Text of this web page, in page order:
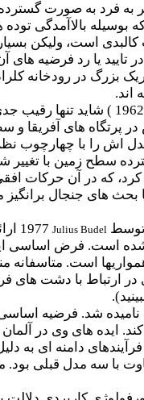
فرد به صورت
کالبدی است، ولیکن
تایید یا رد فرضیه
بزرگ در رودخانه
اند.
رقیب
پرتگاه های آفریقا
اش را با چهارچوب
سطح زمین با
کرد، که در آن
های جنجال
توسط Julius Budel
شده است. فرض اساسی
است.
در ارتباط با دشت های
شد. فرضیه اساسی
ایده های وی در
دامنه ای به
با سه مدل قبلی